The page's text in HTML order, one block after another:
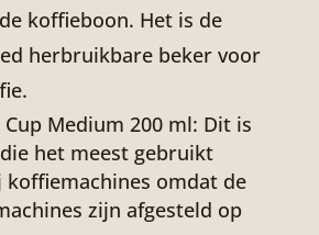
koffieboon. Het is de
herbruikbare beker voor
Cup Medium 200 ml: Dit is
het meest gebruikt
omdat de
zijn afgesteld op